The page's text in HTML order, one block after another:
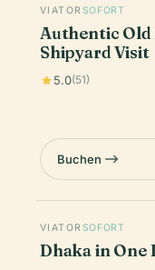
VIATOR SOFORT
Authentic Old
Shipyard Visit
5.0(51)
Buchen
VIATOR SOFORT
Dhaka in One